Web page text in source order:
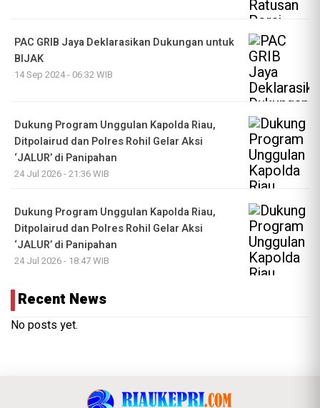
PAC GRIB Jaya Deklarasikan Dukungan untuk
BIJAK
14 Sep 2024 - 06:32 WIB
Dukung Program Unggulan Kapolda Riau,
Ditpolairud dan Polres Rohil Gelar Aksi
‘JALUR’ di Panipahan
24 Jul 2026 - 21:36 WIB
Dukung Program Unggulan Kapolda Riau,
Ditpolairud dan Polres Rohil Gelar Aksi
‘JALUR’ di Panipahan
24 Jul 2026 - 18:47 WIB
Recent News
No posts yet.